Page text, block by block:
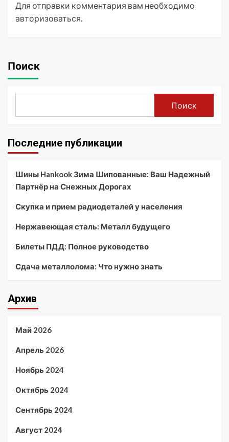
Для отправки комментария вам необходимо
авторизоваться.
Поиск
Поиск
Последние публикации
Шины Hankook Зима Шипованные: Ваш Надежный
Партнёр на Снежных Дорогах
Скупка и прием радиодеталей у населения
Нержавеющая сталь: Металл будущего
Билеты ПДД: Полное руководство
Сдача металлолома: Что нужно знать
Архив
Май 2026
Апрель 2026
Ноябрь 2024
Октябрь 2024
Сентябрь 2024
Август 2024